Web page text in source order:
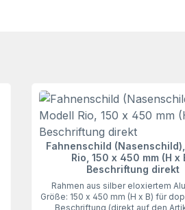
Fahnenschild
Rio, 150 x 450 mm (H x
Beschriftung direkt
Rahmen aus silber eloxiertem
Größe: 150 x 450 mm (H x B) für
Beschriftung (direkt auf den